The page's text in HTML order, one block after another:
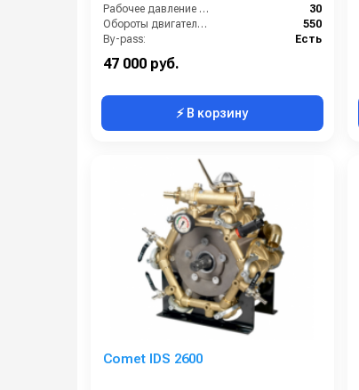
Рабочее давление (бар):
30
Обороты двигателя (об/мин):
550
By-pass:
Есть
47 000 руб.
⚡ В корзину
Comet IDS 2600